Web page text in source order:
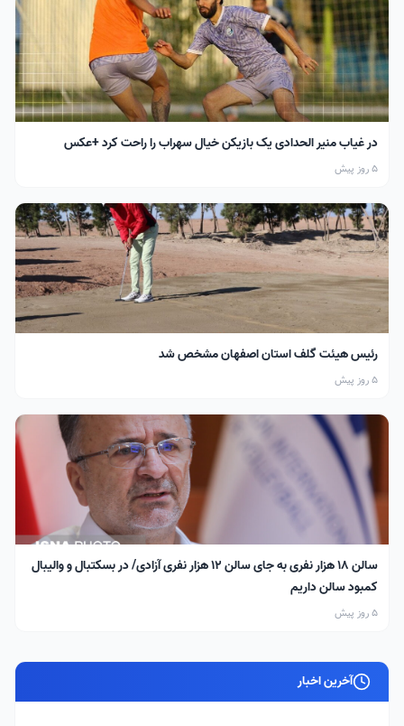
در غیاب منیر الحدادی یک بازیکن خیال سهراب را راحت کرد +عکس
5 روز پیش
رئیس هیئت گلف استان اصفهان مشخص شد
5 روز پیش
سالن ۱۸ هزار نفری به جای سالن ۱۲ هزار نفری آزادی/ در بسکتبال و والیبال
کمبود سالن داریم
5 روز پیش
آخرین اخبار